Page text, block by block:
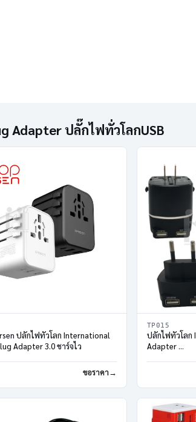
Adapter ปลั๊กไฟทั่วโลกUSB
ปลั๊กไฟทั่วโลก International
Adapter 3.0 ชาร์จไว
ขอราคา
TP015
ปลั๊กไฟทั่วโลก
Adapter